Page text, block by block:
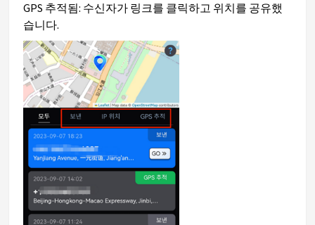
GPS 추적됨: 수신자가 링크를 클릭하고 위치를 공유했
습니다.